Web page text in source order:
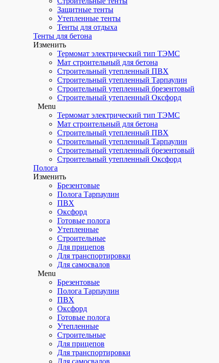
Утепленные шторы
Рукава брезентовые
Мягкие вставки для вентиляции
Чехлы для оборудования и мебели
Утепленные тенты
Фартуки и нарукавники
Палатка сварщика
Защитные тенты
Утепленные тенты
Тенты для отдыха
Тенты для бетона
Изменить
Термомат электрический тип ТЭМС
Мат строительный для бетона
Строительный утепленный ПВХ
Строительный утепленный Тарпаулин
Строительный утепленный брезентовый
Строительный утепленный Оксфорд
Menu
Термомат электрический тип ТЭМС
Мат строительный для бетона
Строительный утепленный ПВХ
Строительный утепленный Тарпаулин
Строительный утепленный брезентовый
Строительный утепленный Оксфорд
Полога
Изменить
Брезентовые
Полога Тарпаулин
ПВХ
Оксфорд
Готовые полога
Утепленные
Строительные
Для прицепов
Для транспортировки
Для самосвалов
Menu
Брезентовые
Полога Тарпаулин
ПВХ
Оксфорд
Готовые полога
Утепленные
Строительные
Для прицепов
Для транспортировки
Для самосвалов